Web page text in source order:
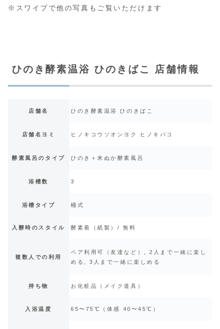
※スワイプで他の写真もご覧いただけます
ひのき酵素温浴 ひのきばこ 店舗情報
店舗名 ひのき酵素温浴 ひのきばこ
店舗名ヨミ ヒノキコウソオンヨク ヒノキバコ
酵素風呂のタイプ ひのき＋米ぬか酵素風呂
浴槽数 3
浴槽タイプ 桶式
入酵時のスタイル 酵素着（紙製）/ 無料
複数人での利用
ペア利用可（友達など）, 2人まで一緒に楽し
める, 3人まで一緒に楽しめる
持ち物 お化粧品（メイク道具）
入浴温度 65〜75℃（体感 40〜45℃）